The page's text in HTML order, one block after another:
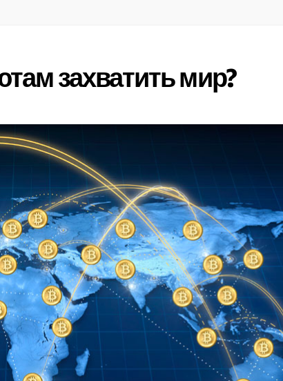
захватить мир?